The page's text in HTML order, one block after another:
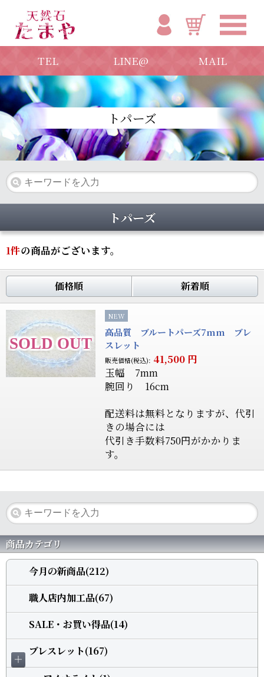
TEL LINE@ MAIL
トパーズ
トパーズ
1件の商品がございます。
価格順 新着順
NEW
高品質 ブルートパーズ7mm ブレ
スレット
販売価格(税込): 41,500 円
玉幅 7mm
腕回り 16cm
配送料は無料となりますが、代引
きの場合には
代引き手数料750円がかかりま
す。
商品カテゴリ
今月の新商品(212)
職人店内加工品(67)
SALE・お買い得品(14)
＋
ブレスレット(167)